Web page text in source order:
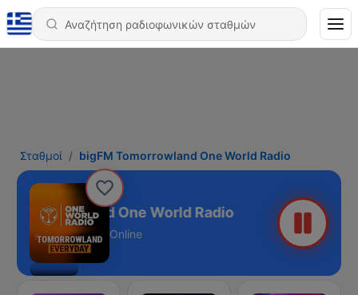
Σταθμοί bigFM Tomorrowland One World Radio
Tomorrowland One World Radio
Online